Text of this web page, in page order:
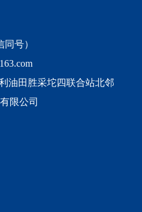
同号）
油田胜采坨四联合站北邻
限公司